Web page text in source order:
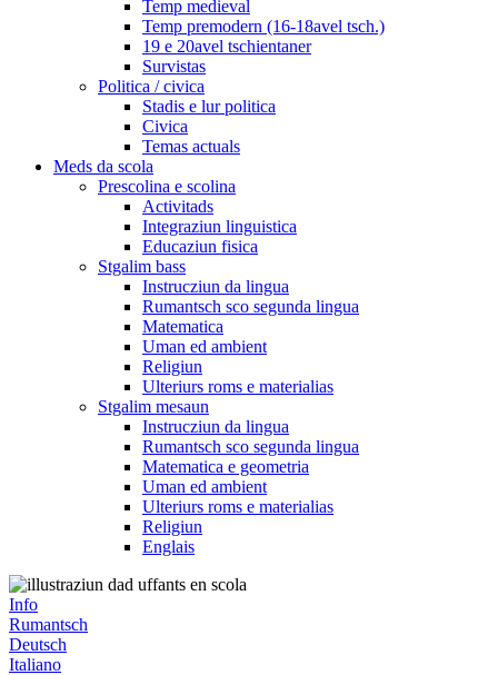
Temp medieval
Temp premodern (16-18avel tsch.)
19 e 20avel tschientaner
Survistas
Politica / civica
Stadis e lur politica
Civica
Temas actuals
Meds da scola
Prescolina e scolina
Activitads
Integraziun linguistica
Educaziun fisica
Stgalim bass
Instrucziun da lingua
Rumantsch sco segunda lingua
Matematica
Uman ed ambient
Religiun
Ulteriurs roms e materialias
Stgalim mesaun
Instrucziun da lingua
Rumantsch sco segunda lingua
Matematica e geometria
Uman ed ambient
Ulteriurs roms e materialias
Religiun
Englais
Info
Rumantsch
Deutsch
Italiano